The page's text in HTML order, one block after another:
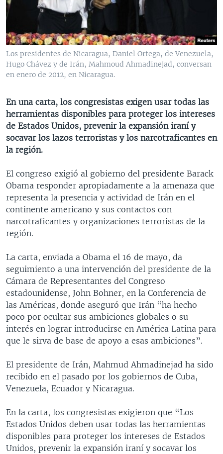
VENEZUELA
BRASIL
NICARAGUA
ECONOMÍA
ENTRETENIMIENTO Y CULTURA
TECNOLOGÍA
DEPORTES
CIENCIA Y SALUD
MULTIMEDIA
VIDEOS
FOTOGRAFÍA
AUDIOS
PROGRAMAS TV
EL MUNDO AL DÍA
FORO INTERAMERICANO
LAS CLAVES
PANORAMA
RADIO
AVANCE INFORMATIVO
AUDIONOTICIAS
BUENOS DÍAS AMÉRICA
ESTADOS UNIDOS AL DÍA
EL MUNDO AL DÍA [RADIO]
FORO [RADIO]
DEPORTIVO INTERNACIONAL
NOTA ECONÓMICA
ENTRETENIMIENTO
DIRECT
DOCUMENTALES DE LA VOA
Learning English
Idiomas
Los presidentes de Nicaragua, Daniel Ortega, de Venezuela,
Hugo Chávez y de Irán, Mahmoud Ahmadinejad, conversan
en enero de 2012, en Nicaragua.
En una carta, los congresistas exigen usar todas las
herramientas disponibles para proteger los intereses
de Estados Unidos, prevenir la expansión iraní y
socavar los lazos terroristas y los narcotraficantes en
la región.
El congreso exigió al gobierno del presidente Barack
Obama responder apropiadamente a la amenaza que
representa la presencia y actividad de Irán en el
continente americano y sus contactos con
narcotraficantes y organizaciones terroristas de la
región.
La carta, enviada a Obama el 16 de mayo, da
seguimiento a una intervención del presidente de la
Cámara de Representantes del Congreso
estadounidense, John Bohner, en la Conferencia de
las Américas, donde aseguró que Irán “ha hecho
poco por ocultar sus ambiciones globales o su
interés en lograr introducirse en América Latina para
que le sirva de base de apoyo a esas ambiciones”.
El presidente de Irán, Mahmud Ahmadinejad ha sido
recibido en el pasado por los gobiernos de Cuba,
Venezuela, Ecuador y Nicaragua.
En la carta, los congresistas exigieron que “Los
Estados Unidos deben usar todas las herramientas
disponibles para proteger los intereses de Estados
Unidos, prevenir la expansión iraní y socavar los